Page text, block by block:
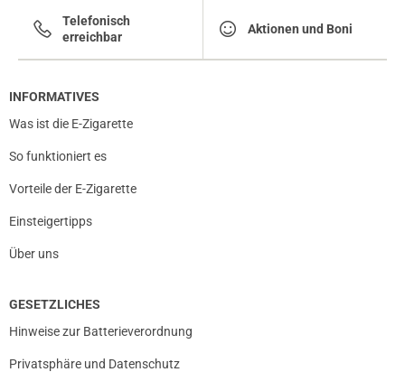
Telefonisch
erreichbar
Aktionen und Boni
INFORMATIVES
Was ist die E-Zigarette
So funktioniert es
Vorteile der E-Zigarette
Einsteigertipps
Über uns
GESETZLICHES
Hinweise zur Batterieverordnung
Privatsphäre und Datenschutz